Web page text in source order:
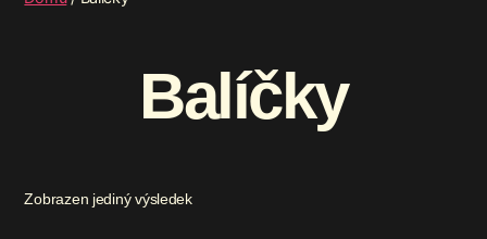
Balíčky
Zobrazen jediný výsledek